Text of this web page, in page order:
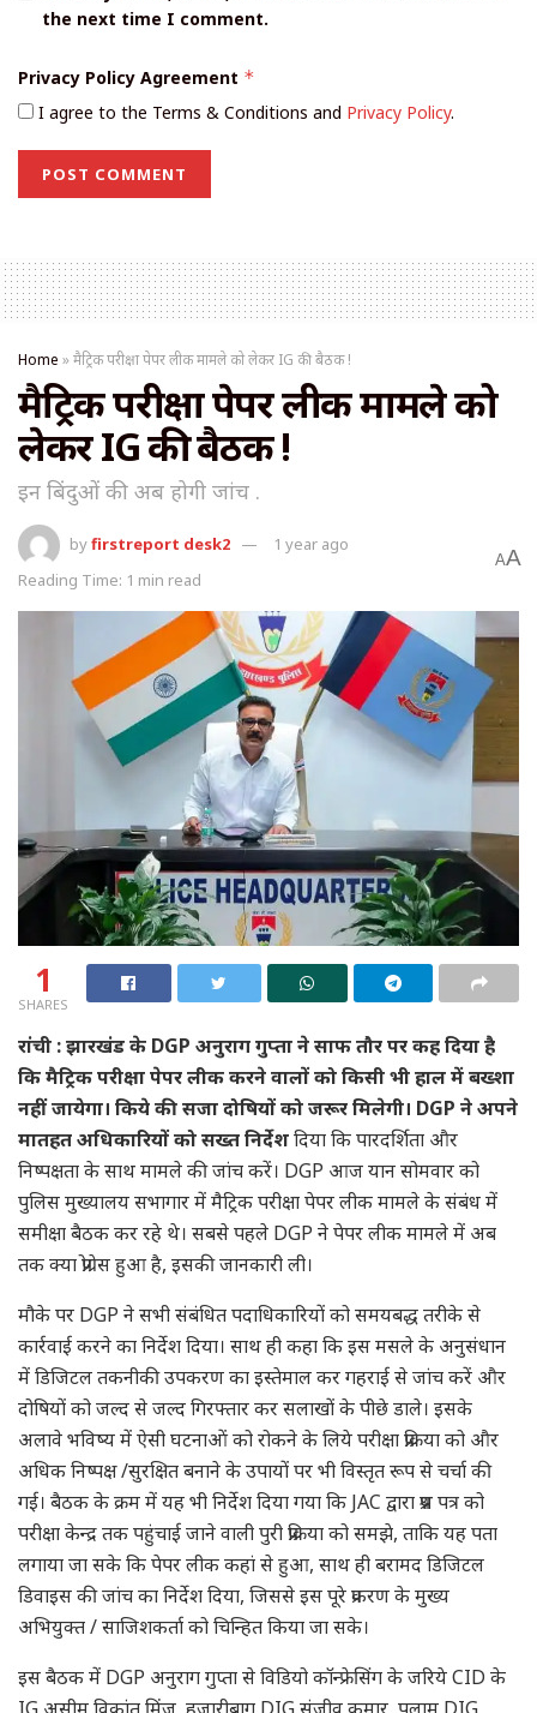
the next time I comment.
Privacy Policy Agreement *
I agree to the Terms & Conditions and Privacy Policy.
Home »मैट्रिक परीक्षा पेपर लीक मामले को लेकर IG की बैठक !
मैट्रिक परीक्षा पेपर लीक मामले को
लेकर IG की बैठक !
इन बिंदुओं की अब होगी जांच .
byfirstreport desk2
1 year ago
Reading Time: 1 min read
AA
1
SHARES
रांची : झारखंड के DGP अनुराग गुप्ता ने साफ तौर पर कह दिया है
कि मैट्रिक परीक्षा पेपर लीक करने वालों को किसी भी हाल में बख्शा
नहीं जायेगा। किये की सजा दोषियों को जरूर मिलेगी। DGP ने अपने
मातहत अधिकारियों को सख्त निर्देशदिया कि पारदर्शिता और
निष्पक्षता के साथ मामले की जांच करें। DGP आज यान सोमवार को
पुलिस मुख्यालय सभागार में मैट्रिक परीक्षा पेपर लीक मामले के संबंध में
समीक्षा बैठक कर रहे थे। सबसे पहले DGP ने पेपर लीक मामले में अब
तक क्या प्रोग्रेस हुआ है, इसकी जानकारी ली।
मौके पर DGP ने सभी संबंधित पदाधिकारियों को समयबद्ध तरीके से
कार्रवाई करने का निर्देश दिया। साथ ही कहा कि इस मसले के अनुसंधान
में डिजिटल तकनीकी उपकरण का इस्तेमाल कर गहराई से जांच करें और
दोषियों को जल्द से जल्द गिरफ्तार कर सलाखों के पीछे डाले। इसके
अलावे भविष्य में ऐसी घटनाओं को रोकने के लिये परीक्षा प्रक्रिया को और
अधिक निष्पक्ष /सुरक्षित बनाने के उपायों पर भी विस्तृत रूप से चर्चा की
गई। बैठक के क्रम में यह भी निर्देश दिया गया कि JAC द्वारा प्रश्न पत्र को
परीक्षा केन्द्र तक पहुंचाई जाने वाली पुरी प्रक्रिया को समझे, ताकि यह पता
लगाया जा सके कि पेपर लीक कहां से हुआ, साथ ही बरामद डिजिटल
डिवाइस की जांच का निर्देश दिया, जिससे इस पूरे प्रकरण के मुख्य
अभियुक्त / साजिशकर्ता को चिन्हित किया जा सके।
इस बैठक में DGP अनुराग गुप्ता से विडियो कॉन्फ्रेसिंग के जरिये CID के